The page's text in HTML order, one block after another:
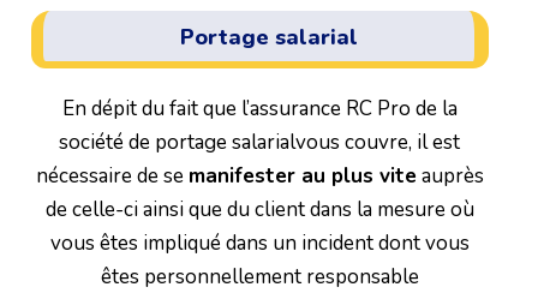
Portage salarial
En dépit du fait que l’assurance RC Pro de la
société de portage salarialvous couvre, il est
nécessaire de se manifester au plus vite auprès
de celle-ci ainsi que du client dans la mesure où
vous êtes impliqué dans un incident dont vous
êtes personnellement responsable